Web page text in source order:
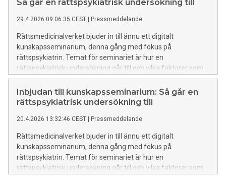
Så går en rättspsykiatrisk undersökning till
29.4.2026 09:06:35 CEST Pressmeddelande
Rättsmedicinalverket bjuder in till ännu ett digitalt
kunskapsseminarium, denna gång med fokus på
rättspsykiatrin. Temat för seminariet är hur en
rättspsykiatrisk undersökning går till och vilka faktorer som
avgör om en misstänkt gärningsperson kan bedömas lida av
en allvarlig psykisk störning.
Inbjudan till kunskapsseminarium: Så går en
rättspsykiatrisk undersökning till
20.4.2026 13:32:46 CEST Pressmeddelande
Rättsmedicinalverket bjuder in till ännu ett digitalt
kunskapsseminarium, denna gång med fokus på
rättspsykiatrin. Temat för seminariet är hur en
rättspsykiatrisk undersökning går till och vilka faktorer som